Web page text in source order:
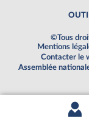
©Tous
Mentions
Contacter le
Assemblée